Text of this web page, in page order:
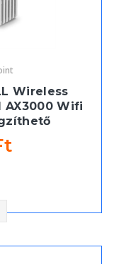
Wireless
AX3000 Wifi